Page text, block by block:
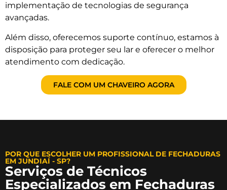
implementação de tecnologias de segurança
avançadas.
Além disso, oferecemos suporte contínuo, estamos à
disposição para proteger seu lar e oferecer o melhor
atendimento com dedicação.
FALE COM UM CHAVEIRO AGORA
POR QUE ESCOLHER UM PROFISSIONAL DE FECHADURAS
EM JUNDIAÍ - SP?
Serviços de Técnicos
Especializados em Fechaduras